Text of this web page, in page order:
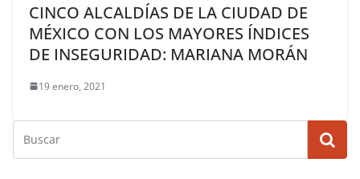
CINCO ALCALDÍAS DE LA CIUDAD DE
MÉXICO CON LOS MAYORES ÍNDICES
DE INSEGURIDAD: MARIANA MORÁN
19 enero, 2021